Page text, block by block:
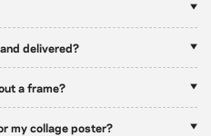
delivered?
a frame?
my collage poster?